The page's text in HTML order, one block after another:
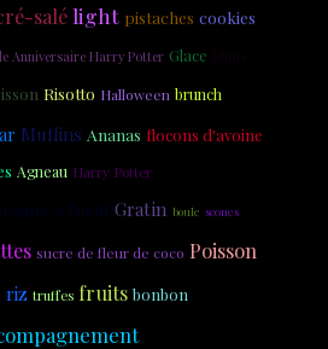
salé light pistaches cookies
Anniversaire Harry Potter Glace
Risotto Halloween brunch
Muffins Ananas flocons d'avoine
Agneau Harry Potter
à l'oeuf Gratin boule scones
sucre de fleur de coco Poisson
riz truffes fruits bonbon